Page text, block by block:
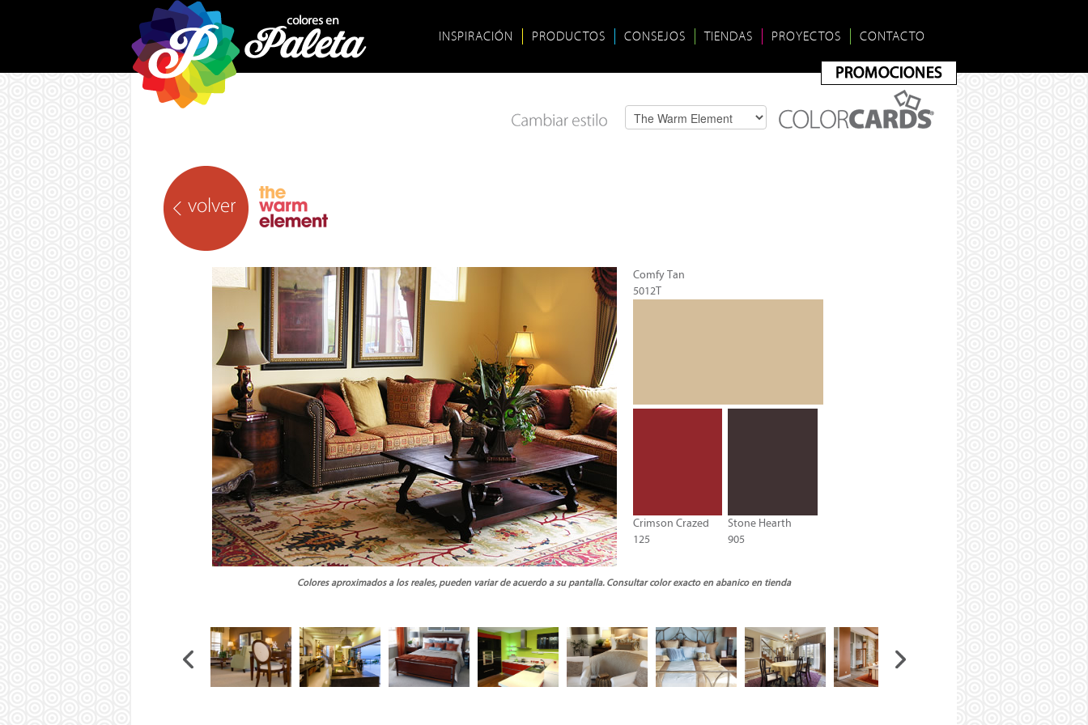
INSPIRACIÓN PRODUCTOS CONSEJOS TIENDAS PROYECTOS CONTACTO
Comfy Tan
5012T
Crimson Crazed
125
Stone Hearth
905
Colores aproximados a los reales, pueden variar de acuerdo a su pantalla. Consultar color exacto en abanico en tienda